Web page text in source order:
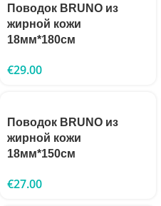
Поводок BRUNO из
жирной кожи
18мм*180см
€29.00
Поводок BRUNO из
жирной кожи
18мм*150см
€27.00